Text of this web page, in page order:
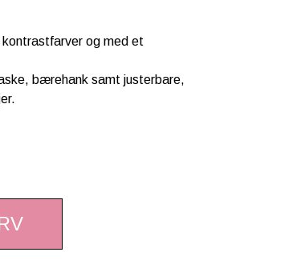
kontrastfarver og med et
bærehank samt justerbare,